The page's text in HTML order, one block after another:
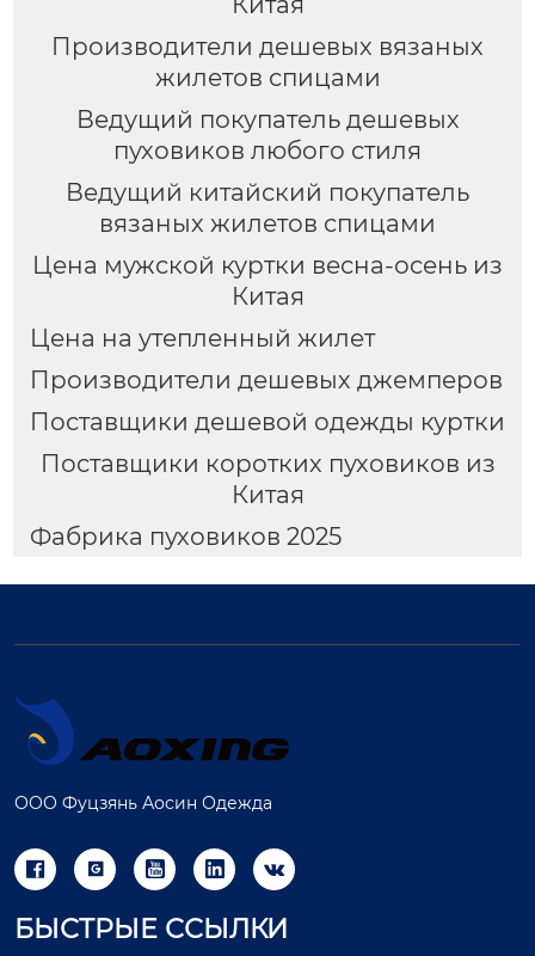
Производители дешевых вязаных
жилетов спицами
Ведущий покупатель дешевых
пуховиков любого стиля
Ведущий китайский покупатель
вязаных жилетов спицами
Цена мужской куртки весна-осень из
Китая
Цена на утепленный жилет
Производители дешевых джемперов
Поставщики дешевой одежды куртки
Поставщики коротких пуховиков из
Китая
Фабрика пуховиков 2025
ООО Фуцзянь Аосин Одежда
    
БЫСТРЫЕ ССЫЛКИ